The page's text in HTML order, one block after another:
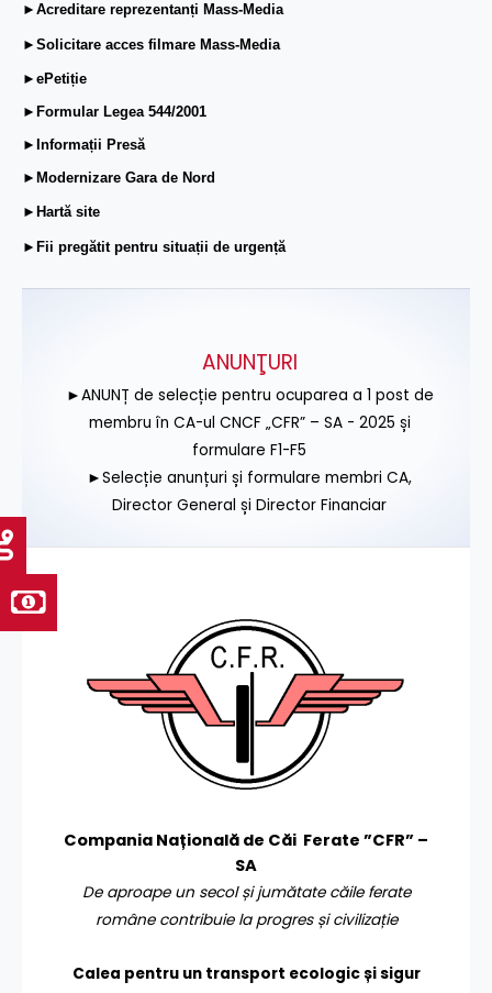
►Acreditare reprezentanți Mass-Media
►Solicitare acces filmare Mass-Media
►ePetiție
►Formular Legea 544/2001
►Informații Presă
►Modernizare Gara de Nord
►Hartă site
►Fii pregătit pentru situații de urgență
ANUNŢURI
►ANUNȚ de selecție pentru ocuparea a 1 post de
membru în CA-ul CNCF „CFR” – SA - 2025 și
formulare F1-F5
►Selecție anunțuri și formulare membri CA,
Director General și Director Financiar
Compania Națională de Căi Ferate ”CFR” –
SA
De aproape un secol și jumătate căile ferate
române contribuie la progres și civilizație
Calea pentru un transport ecologic și sigur